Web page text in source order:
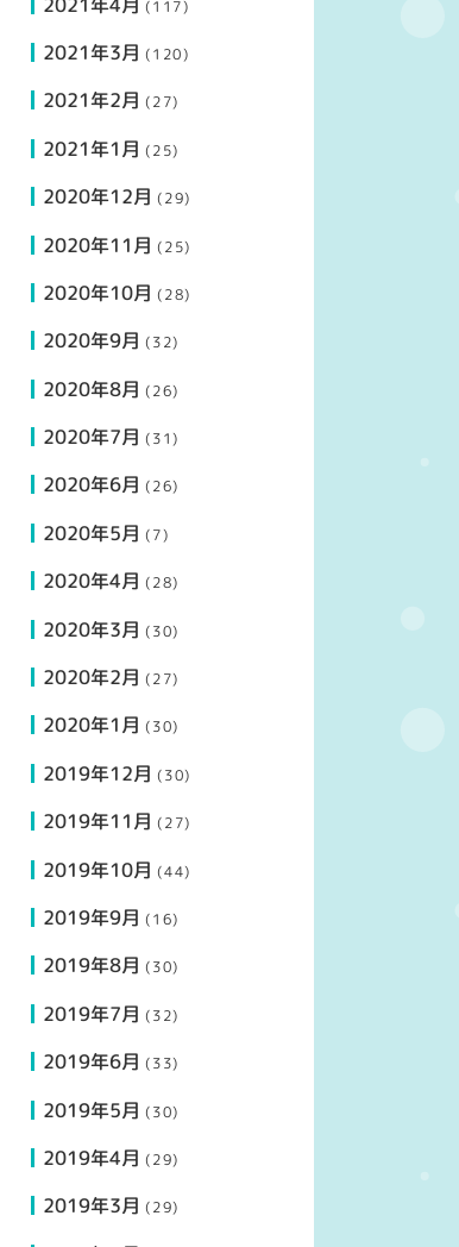
(117)
2021年3月 (120)
2021年2月 (27)
2021年1月 (25)
2020年12月 (29)
2020年11月 (25)
2020年10月 (28)
2020年9月 (32)
2020年8月 (26)
2020年7月 (31)
2020年6月 (26)
2020年5月 (7)
2020年4月 (28)
2020年3月 (30)
2020年2月 (27)
2020年1月 (30)
2019年12月 (30)
2019年11月 (27)
2019年10月 (44)
2019年9月 (16)
2019年8月 (30)
2019年7月 (32)
2019年6月 (33)
2019年5月 (30)
2019年4月 (29)
2019年3月 (29)